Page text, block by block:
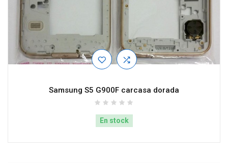
Samsung S5 G900F carcasa dorada
En stock